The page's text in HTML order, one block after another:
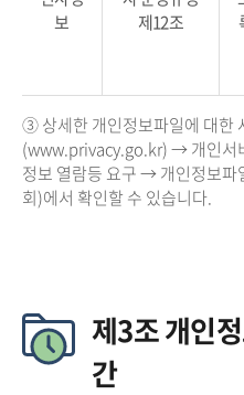
보
제12조
③ 상세한 개인정보파일에 대한
(www.privacy.go.kr) → 개인서
정보 열람등 요구 → 개인정보파
회)에서 확인할 수 있습니다.
제3조 개인
간